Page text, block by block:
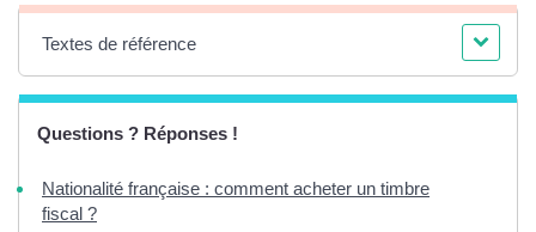
Textes de référence
Questions ? Réponses !
Nationalité française : comment acheter un timbre
fiscal ?